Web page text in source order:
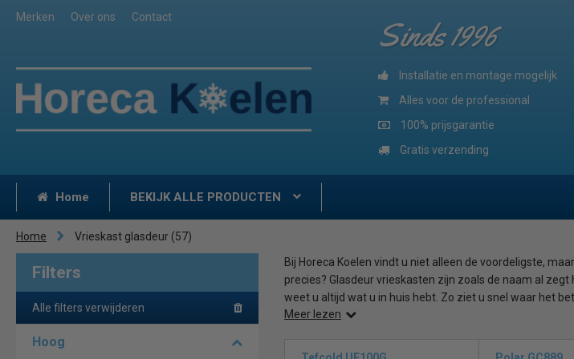
Merken Over ons Contact Sinds 1996
Installatie en montage mogelijk
Alles voor de professional
100% prijsgarantie
Gratis verzending
Home BEKIJK ALLE PRODUCTEN
Home Vrieskast glasdeur (57)
Filters
Alle filters verwijderen
Hoog
Bij Horeca Koelen vindt u niet alleen de voordeligste,
precies? Glasdeur vrieskasten zijn zoals de naam al
weet u altijd wat u in huis hebt. Zo ziet u snel waar het
gebruikt onder andere in supermarkten slagerijen,
Meer lezen